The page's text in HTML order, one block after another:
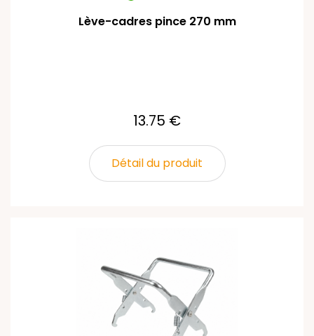
Lève-cadres pince 270 mm
13.75 €
Détail du produit